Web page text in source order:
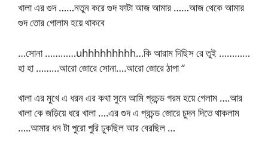
খালা এর গুদ ……নতুন করে গুদ ফাটা আজ আমার ……আজ থেকে আমার
গুদ তোর গোলাম হয়ে থাকবে
…সোনা …………uhhhhhhhhh…কি আরাম দিছিস রে তুই …………
হা হা ………আরো জোরে সোনা….আরো জোরে ঠাপা “
খালা এর মুখে এ ধরন এর কথা সুনে আমি প্রচন্ড গরম হয়ে গেলাম ….আর
খালা কে জড়িয়ে ধরে খালা ….এর গুদ এ প্রচন্ড জোরে চুদন দিতে থাকলাম
…..আমার ধন টা পুরো পুরি ঢুকছিল আর বেরছিল …